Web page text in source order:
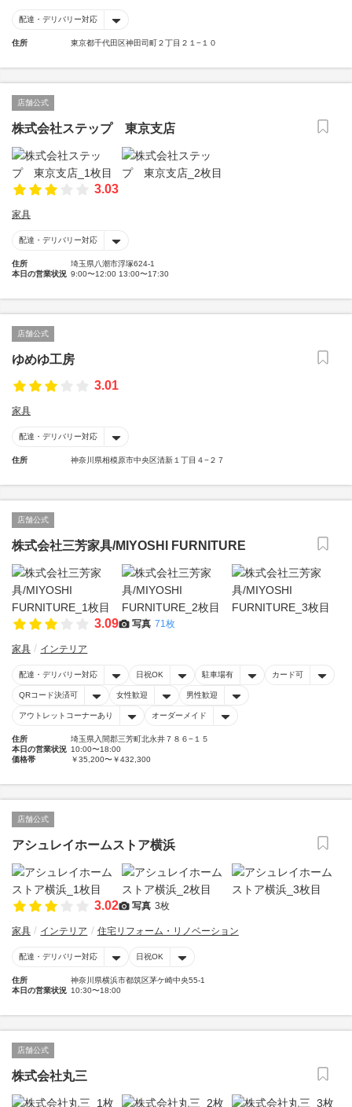
配達・デリバリー対応
住所 東京都千代田区神田司町２丁目２１−１０
店舗公式
株式会社ステップ 東京支店
3.03
家具
配達・デリバリー対応
住所
埼玉県八潮市浮塚624-1
本日の営業状況 9:00〜12:00 13:00〜17:30
店舗公式
ゆめゆ工房
3.01
家具
配達・デリバリー対応
住所 神奈川県相模原市中央区清新１丁目４−２７
店舗公式
株式会社三芳家具/MIYOSHI FURNITURE
3.09 写真 71枚
家具 インテリア
配達・デリバリー対応 日祝OK 駐車場有 カード可
QRコード決済可 女性歓迎 男性歓迎
アウトレットコーナーあり オーダーメイド
住所
埼玉県入間郡三芳町北永井７８６−１５
本日の営業状況 10:00〜18:00
価格帯
￥35,200〜￥432,300
店舗公式
アシュレイホームストア横浜
3.02 写真 3枚
家具 インテリア 住宅リフォーム・リノベーション
配達・デリバリー対応 日祝OK
住所
神奈川県横浜市都筑区茅ケ崎中央55-1
本日の営業状況 10:30〜18:00
店舗公式
株式会社丸三